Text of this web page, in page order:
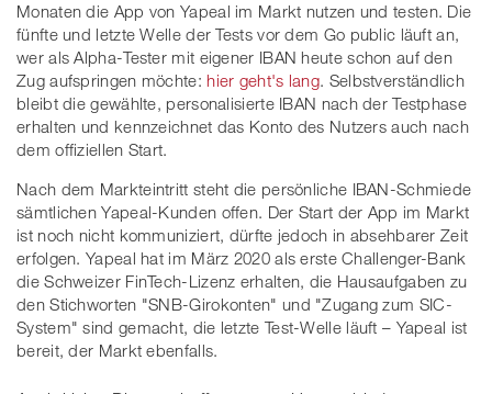
Monaten die App von Yapeal im Markt nutzen und testen. Die
fünfte und letzte Welle der Tests vor dem Go public läuft an,
wer als Alpha-Tester mit eigener IBAN heute schon auf den
Zug aufspringen möchte:hier geht's lang. Selbstverständlich
bleibt die gewählte, personalisierte IBAN nach der Testphase
erhalten und kennzeichnet das Konto des Nutzers auch nach
dem offiziellen Start.
Nach dem Markteintritt steht die persönliche IBAN-Schmiede
sämtlichen Yapeal-Kunden offen. Der Start der App im Markt
ist noch nicht kommuniziert, dürfte jedoch in absehbarer Zeit
erfolgen. Yapeal hat im März 2020 als erste Challenger-Bank
die Schweizer FinTech-Lizenz erhalten, die Hausaufgaben zu
den Stichworten "SNB-Girokonten" und "Zugang zum SIC-
System" sind gemacht, die letzte Test-Welle läuft – Yapeal ist
bereit, der Markt ebenfalls.